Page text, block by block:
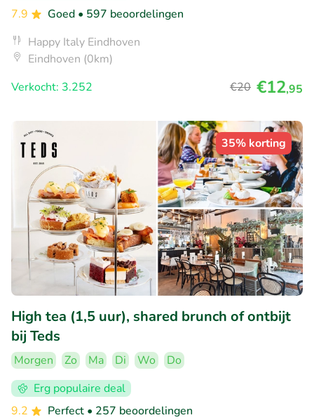
7.9
Goed • 597 beoordelingen
Happy Italy Eindhoven
Eindhoven (0km)
Verkocht: 3.252
€20 €12,95
35% korting
High tea (1,5 uur), shared brunch of ontbijt
bij Teds
Morgen Zo Ma Di Wo
Do
Erg populaire deal
9.2
Perfect • 257 beoordelingen